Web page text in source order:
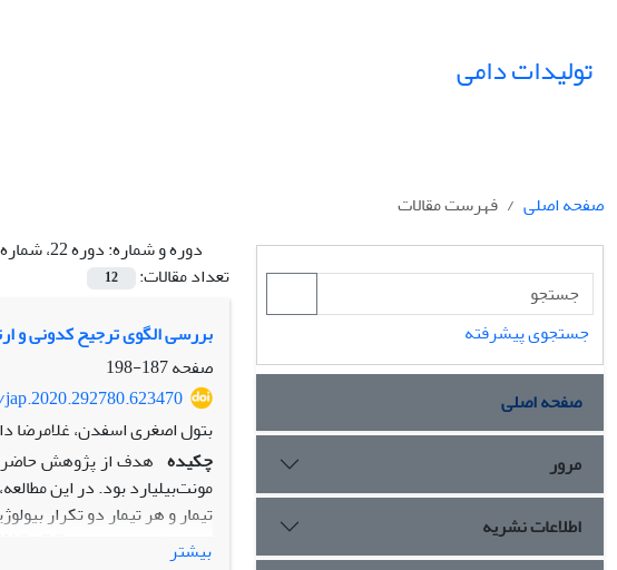
تولیدات دامی
صفحه اصلی
فهرست مقالات
دوره و شماره:دوره 22، شماره 2، تابستان 1399، صفحه 187-324
تعداد مقالات:
12
بررسی الگوی ترجیح کدونی و
صفحه187-198
بتول اصغری اسفدن، غلامرضا
چکیده هدف از پژوهش حاضر،
بیشتر
جستجوی پیشرفته
صفحه اصلی
مرور
اطلاعات نشریه